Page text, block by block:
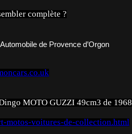
complète ?
MOTO GUZZI 49cm3 de 1968
motos-voitures-de-collection.html